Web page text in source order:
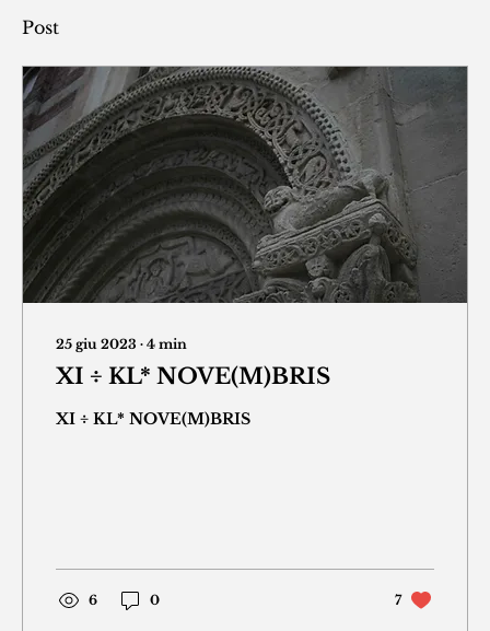
Post
25 giu 2023 ∙ 4 min
XI ÷ KL* NOVE(M)BRIS
XI ÷ KL* NOVE(M)BRIS
6 0 7